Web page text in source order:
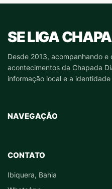
SE LIGA
Desde 2013, acompanhando
acontecimentos da Chapada
informação local e a
NAVEGAÇÃO
CONTATO
Ibiquera, Bahia